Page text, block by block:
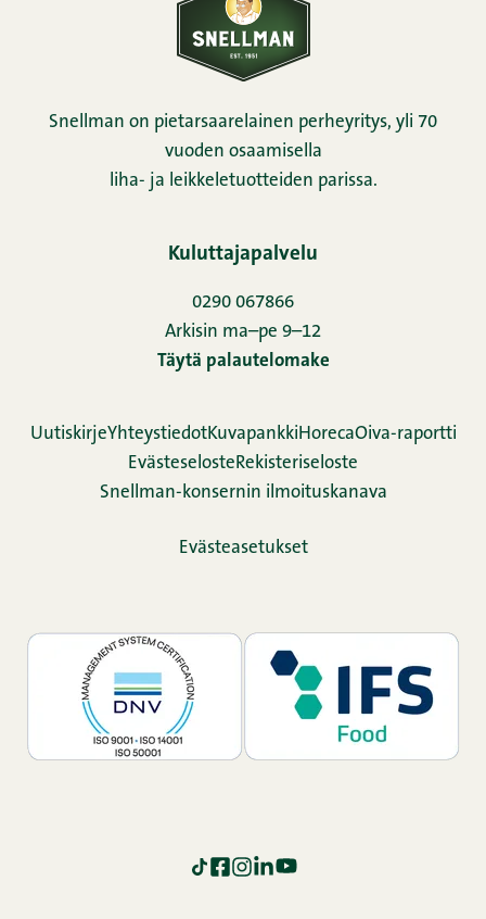
Snellman on pietarsaarelainen perheyritys, yli 70
vuoden osaamisella
liha- ja leikkeletuotteiden parissa.
Kuluttajapalvelu
0290 067866
Arkisin ma–pe 9–12
Täytä palautelomake
UutiskirjeYhteystiedotKuvapankki HorecaOiva-raportti
Evästeseloste Rekisteriseloste
Snellman-konsernin ilmoituskanava
Evästeasetukset
TikTok
Facebook
Instagram
LinkedIn
YouTube